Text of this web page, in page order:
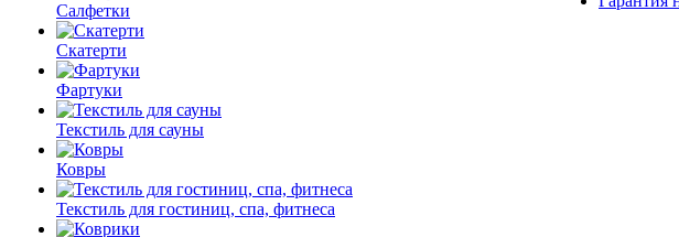
Салфетки
Скатерти
Фартуки
Текстиль для сауны
Ковры
Текстиль для гостиниц, спа, фитнеса